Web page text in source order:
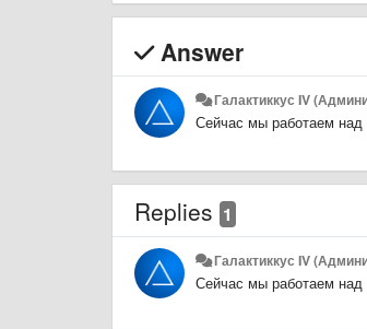
Answer
Галактиккус IV
Сейчас мы работаем над
Replies 1
Галактиккус IV
Сейчас мы работаем над